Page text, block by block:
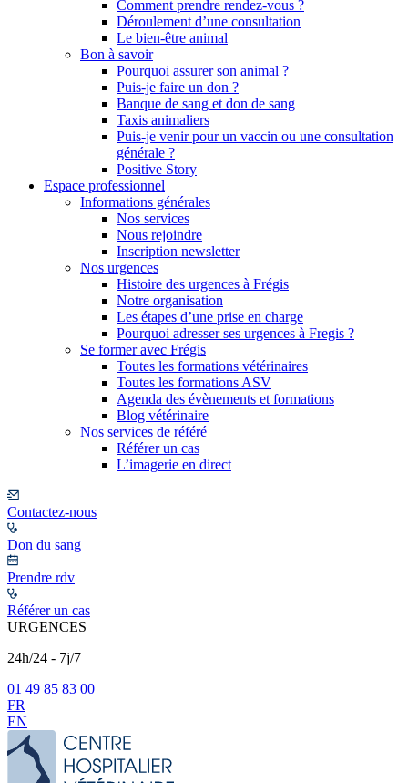
Comment prendre rendez-vous ?
Déroulement d’une consultation
Le bien-être animal
Bon à savoir
Pourquoi assurer son animal ?
Puis-je faire un don ?
Banque de sang et don de sang
Taxis animaliers
Puis-je venir pour un vaccin ou une consultation
générale ?
Positive Story
Espace professionnel
Informations générales
Nos services
Nous rejoindre
Inscription newsletter
Nos urgences
Histoire des urgences à Frégis
Notre organisation
Les étapes d’une prise en charge
Pourquoi adresser ses urgences à Fregis ?
Se former avec Frégis
Toutes les formations vétérinaires
Toutes les formations ASV
Agenda des évènements et formations
Blog vétérinaire
Nos services de référé
Référer un cas
L’imagerie en direct
Contactez-nous
Don du sang
Prendre rdv
Référer un cas
URGENCES
24h/24 - 7j/7
01 49 85 83 00
FR
EN